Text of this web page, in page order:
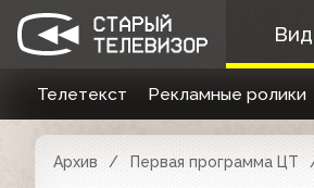
Телетекст Рекламные ролики
Архив Первая программа ЦТ